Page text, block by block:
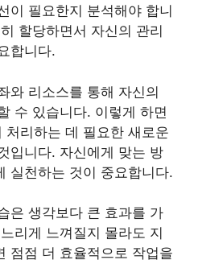
이 필요한지 분석해야 합니
할당하면서 자신의 관리
합니다.
와 리소스를 통해 자신의
수 있습니다. 이렇게 하면
리하는 데 필요한 새로운
입니다. 자신에게 맞는 방
실천하는 것이 중요합니다.
은 생각보다 큰 효과를 가
리게 느껴질지 몰라도 지
점점 더 효율적으로 작업을